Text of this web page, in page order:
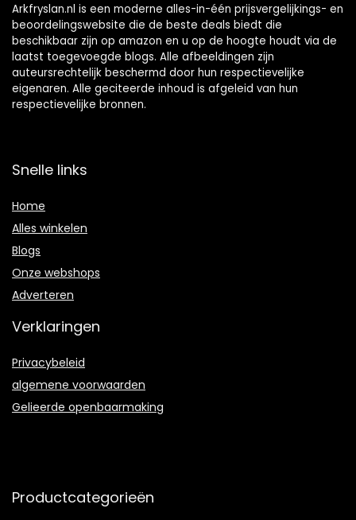
Arkfryslan.nl is een moderne alles-in-één prijsvergelijkings- en
beoordelingswebsite die de beste deals biedt die
beschikbaar zijn op amazon en u op de hoogte houdt via de
laatst toegevoegde blogs. Alle afbeeldingen zijn
auteursrechtelijk beschermd door hun respectievelijke
eigenaren. Alle geciteerde inhoud is afgeleid van hun
respectievelijke bronnen.
Snelle links
Home
Alles winkelen
Blogs
Onze webshops
Adverteren
Verklaringen
Privacybeleid
algemene voorwaarden
Gelieerde openbaarmaking
Productcategorieën